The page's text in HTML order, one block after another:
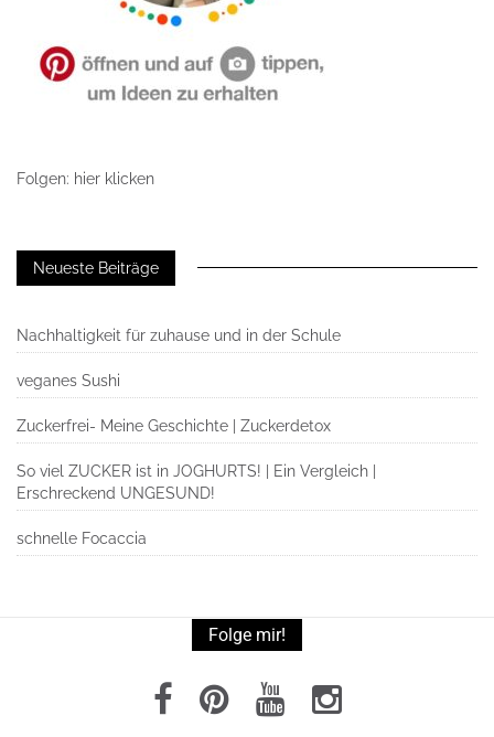
Folgen: hier klicken
Neueste Beiträge
Nachhaltigkeit für zuhause und in der Schule
veganes Sushi
Zuckerfrei- Meine Geschichte | Zuckerdetox
So viel ZUCKER ist in JOGHURTS! | Ein Vergleich |
Erschreckend UNGESUND!
schnelle Focaccia
Folge mir!